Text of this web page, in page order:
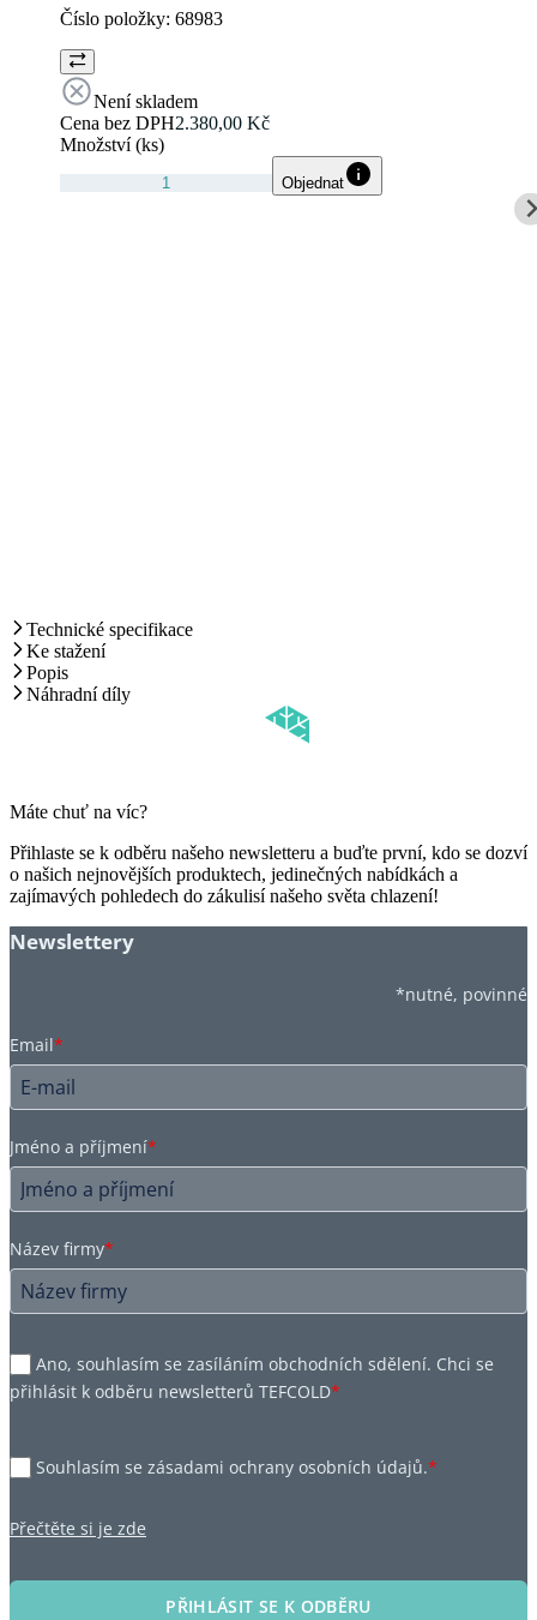
Číslo položky: 68983
Není skladem
Cena bez DPH2.380,00 Kč
Množství (ks)
Objednat
Technické specifikace
Ke stažení
Popis
Náhradní díly
Máte chuť na víc?
Přihlaste se k odběru našeho newsletteru a buďte první, kdo se dozví
o našich nejnovějších produktech, jedinečných nabídkách a
zajímavých pohledech do zákulisí našeho světa chlazení!
Newslettery
*nutné, povinné
Email*
Jméno a příjmení*
Název firmy*
Ano, souhlasím se zasíláním obchodních sdělení. Chci se
přihlásit k odběru newsletterů TEFCOLD*
Souhlasím se zásadami ochrany osobních údajů.*
Přečtěte si je zde
PŘIHLÁSIT SE K ODBĚRU